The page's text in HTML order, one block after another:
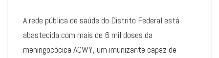
A rede pública de saúde do Distrito Federal está
abastecida com mais de 6 mil doses da
meningocócica ACWY, um imunizante capaz de